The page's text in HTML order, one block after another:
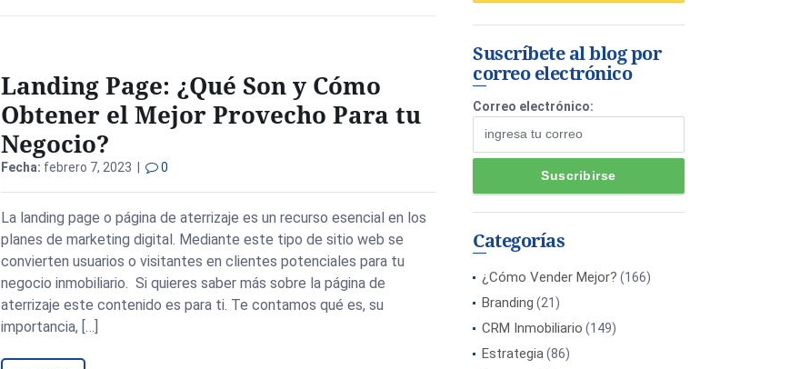
Landing Page: ¿Qué Son y Cómo
Obtener el Mejor Provecho Para tu
Negocio?
Fecha: febrero 7, 2023 | 0
La landing page o página de aterrizaje es un recurso esencial en los
planes de marketing digital. Mediante este tipo de sitio web se
convierten usuarios o visitantes en clientes potenciales para tu
negocio inmobiliario. Si quieres saber más sobre la página de
aterrizaje este contenido es para ti. Te contamos qué es, su
importancia, […]
Suscríbete al blog por
correo electrónico
Correo electrónico:
Categorías
¿Cómo Vender Mejor? (166)
Branding (21)
CRM Inmobiliario (149)
Estrategia(86)